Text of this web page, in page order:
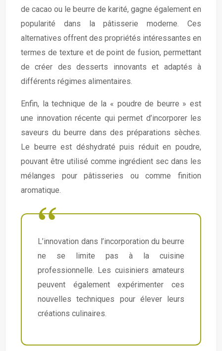
de cacao ou le beurre de karité, gagne également en
popularité dans la pâtisserie moderne. Ces
alternatives offrent des propriétés intéressantes en
termes de texture et de point de fusion, permettant
de créer des desserts innovants et adaptés à
différents régimes alimentaires.
Enfin, la technique de la « poudre de beurre » est
une innovation récente qui permet d’incorporer les
saveurs du beurre dans des préparations sèches.
Le beurre est déshydraté puis réduit en poudre,
pouvant être utilisé comme ingrédient sec dans les
mélanges pour pâtisseries ou comme finition
aromatique.
L’innovation dans l’incorporation du beurre
ne se limite pas à la cuisine
professionnelle. Les cuisiniers amateurs
peuvent également expérimenter ces
nouvelles techniques pour élever leurs
créations culinaires.